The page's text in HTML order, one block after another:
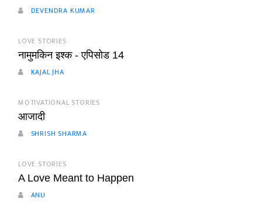
DEVENDRA KUMAR
LOVE STORIES
नामुमकिन इश्क - एपिसोड 14
KAJAL JHA
MOTIVATIONAL STORIES
आजादी
SHRISH SHARMA
LOVE STORIES
A Love Meant to Happen
ANU